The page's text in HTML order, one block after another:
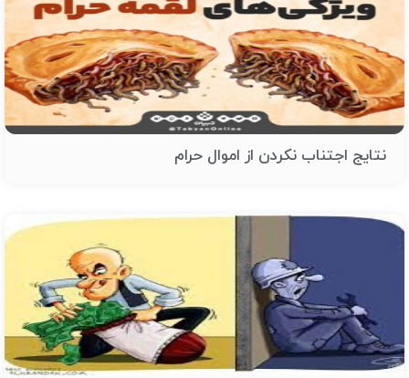
نتایج اجتناب نکردن از اموال حرام